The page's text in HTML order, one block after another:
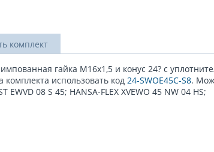
комплект
гайка М16x1,5 и конус 24? с
комплекта использовать код 24-SWOE45C-S8.
08 S 45; HANSA-FLEX XVEWO 45 NW 04 HS;